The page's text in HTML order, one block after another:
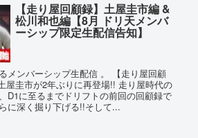
【走り屋回顧録】土屋圭市編 &
松川和也編【8月 ドリ天メンバ
ーシップ限定生配信告知】
メンバーシップ生配信 。 【走り屋回顧
屋圭市が2年ぶりに再登場!! 走り屋時代の
D1に至るまでドリフトの前回の回顧録で
に深く掘り下げる!!そして...